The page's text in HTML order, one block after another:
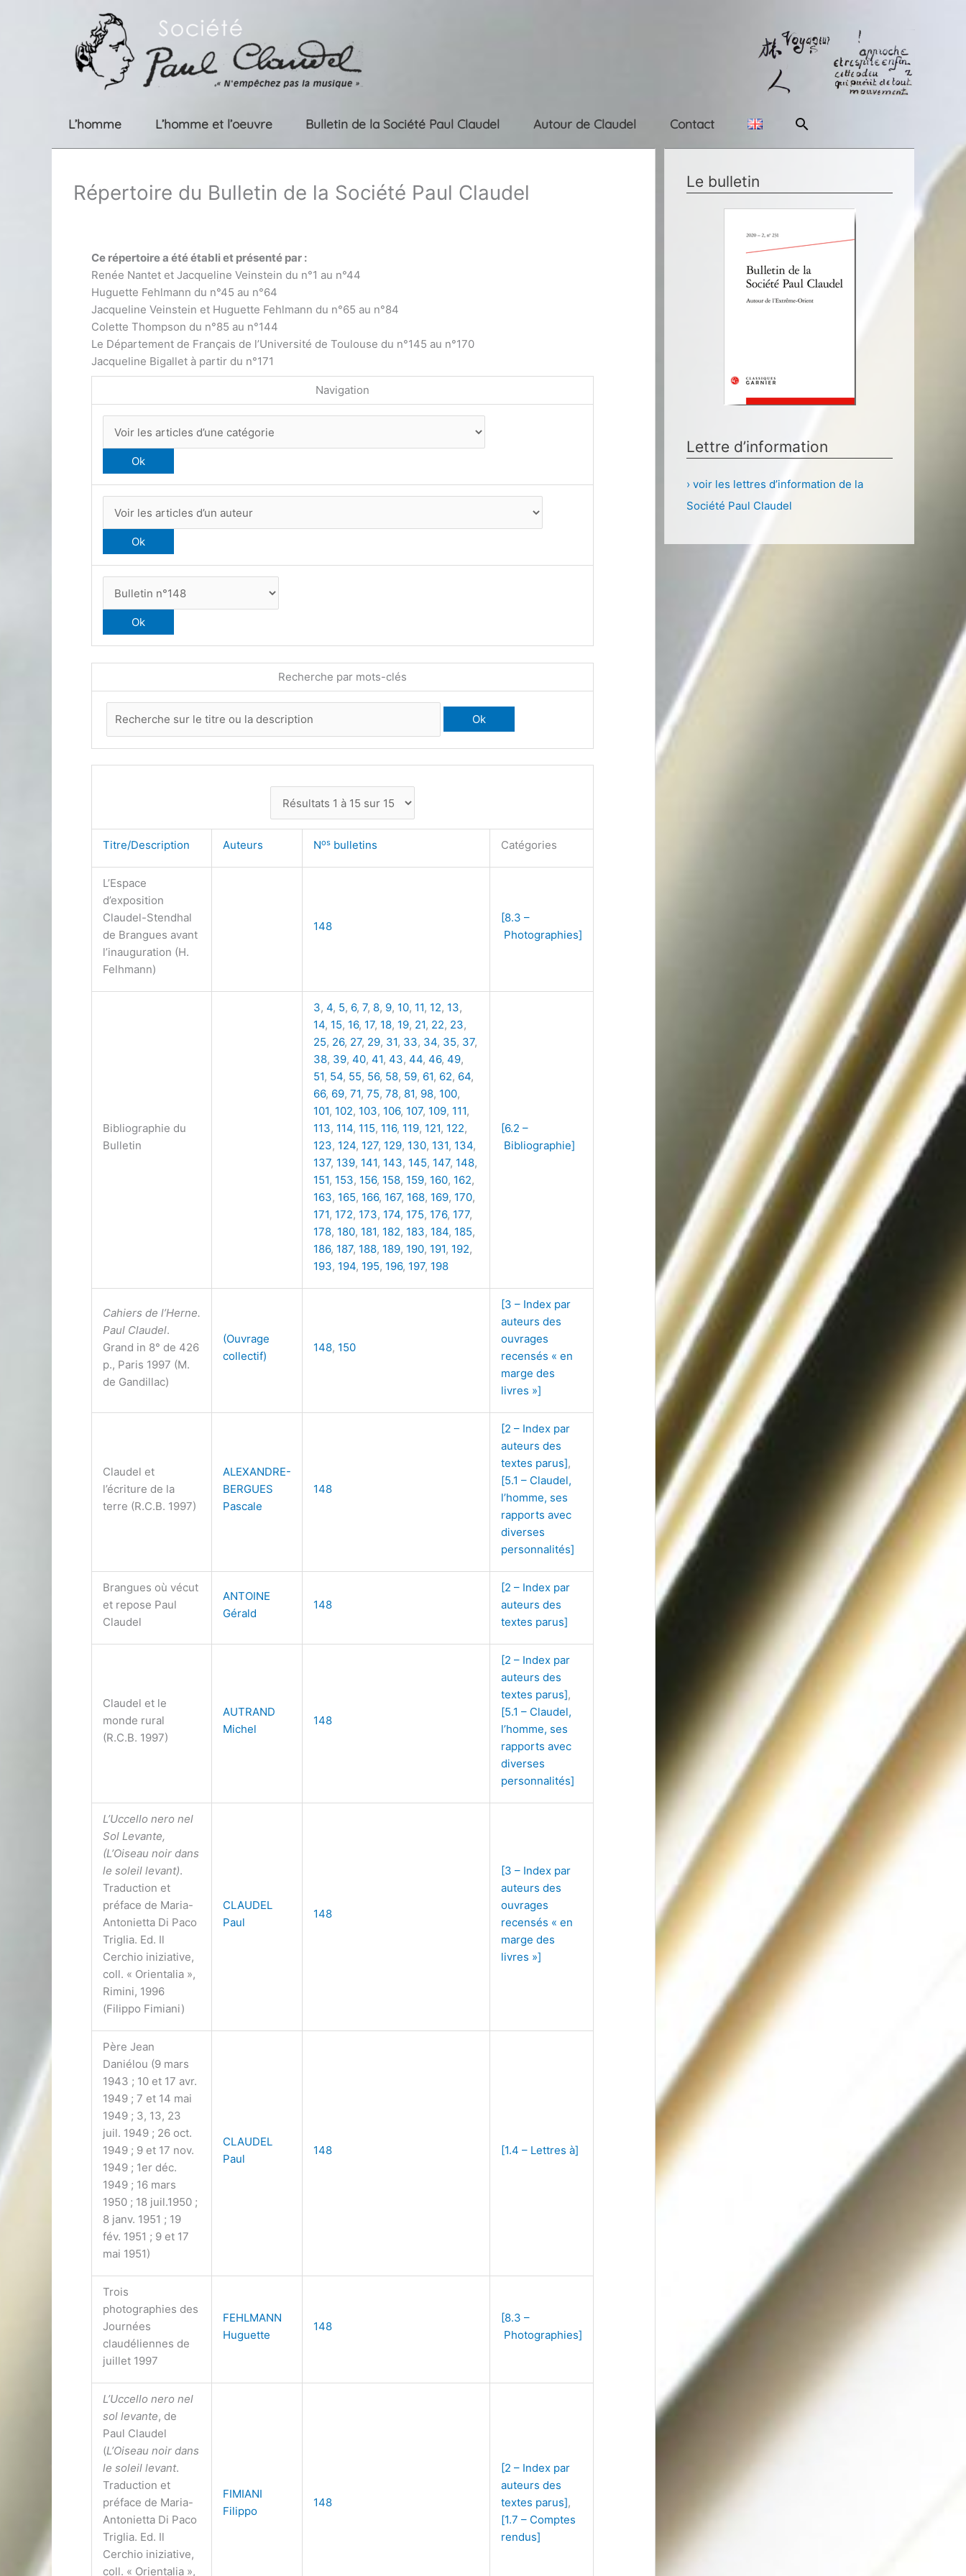
L’homme L’homme et l’oeuvre Bulletin de la Société Paul Claudel Autour de Claudel Contact Rechercher
Répertoire du Bulletin de la Société Paul Claudel
Ce répertoire a été établi et présenté par :
Renée Nantet et Jacqueline Veinstein du n°1 au n°44
Huguette Fehlmann du n°45 au n°64
Jacqueline Veinstein et Huguette Fehlmann du n°65 au n°84
Colette Thompson du n°85 au n°144
Le Département de Français de l’Université de Toulouse du n°145 au n°170
Jacqueline Bigallet à partir du n°171
Navigation
Recherche par mots-clés
Titre/Description Auteurs Nos bulletins Catégories
L’Espace
d’exposition
Claudel-Stendhal
de Brangues avant
l’inauguration (H.
Felhmann)
148
[8.3 –
Photographies]
Bibliographie du
Bulletin
3, 4, 5, 6, 7, 8, 9, 10, 11, 12, 13,
14, 15, 16, 17, 18, 19, 21, 22, 23,
25, 26, 27, 29, 31, 33, 34, 35, 37,
38, 39, 40, 41, 43, 44, 46, 49,
51, 54, 55, 56, 58, 59, 61, 62, 64,
66, 69, 71, 75, 78, 81, 98, 100,
101, 102, 103, 106, 107, 109, 111,
113, 114, 115, 116, 119, 121, 122,
123, 124, 127, 129, 130, 131, 134,
137, 139, 141, 143, 145, 147, 148,
151, 153, 156, 158, 159, 160, 162,
163, 165, 166, 167, 168, 169, 170,
171, 172, 173, 174, 175, 176, 177,
178, 180, 181, 182, 183, 184, 185,
186, 187, 188, 189, 190, 191, 192,
193, 194, 195, 196, 197, 198
[6.2 –
Bibliographie]
Cahiers de l’Herne.
Paul Claudel.
Grand in 8° de 426
p., Paris 1997 (M.
de Gandillac)
(Ouvrage
collectif)
148, 150
[3 – Index par
auteurs des
ouvrages
recensés « en
marge des
livres »]
Claudel et
l’écriture de la
terre (R.C.B. 1997)
ALEXANDRE-
BERGUES
Pascale
148
[2 – Index par
auteurs des
textes parus],
[5.1 – Claudel,
l’homme, ses
rapports avec
diverses
personnalités]
Brangues où vécut
et repose Paul
Claudel
ANTOINE
Gérald
148
[2 – Index par
auteurs des
textes parus]
Claudel et le
monde rural
(R.C.B. 1997)
AUTRAND
Michel
148
[2 – Index par
auteurs des
textes parus],
[5.1 – Claudel,
l’homme, ses
rapports avec
diverses
personnalités]
L’Uccello nero nel
Sol Levante,
(L’Oiseau noir dans
le soleil levant).
Traduction et
préface de Maria-
Antonietta Di Paco
Triglia. Ed. Il
Cerchio iniziative,
coll. « Orientalia »,
Rimini, 1996
(Filippo Fimiani)
CLAUDEL
Paul
148
[3 – Index par
auteurs des
ouvrages
recensés « en
marge des
livres »]
Père Jean
Daniélou (9 mars
1943 ; 10 et 17 avr.
1949 ; 7 et 14 mai
1949 ; 3, 13, 23
juil. 1949 ; 26 oct.
1949 ; 9 et 17 nov.
1949 ; 1er déc.
1949 ; 16 mars
1950 ; 18 juil.1950 ;
8 janv. 1951 ; 19
fév. 1951 ; 9 et 17
mai 1951)
CLAUDEL
Paul
148 [1.4 – Lettres à]
Trois
photographies des
Journées
claudéliennes de
juillet 1997
FEHLMANN
Huguette
148
[8.3 –
Photographies]
L’Uccello nero nel
sol levante, de
Paul Claudel
(L’Oiseau noir dans
le soleil levant.
Traduction et
préface de Maria-
Antonietta Di Paco
Triglia. Ed. Il
Cerchio iniziative,
coll. « Orientalia »,
FIMIANI
Filippo
148
[2 – Index par
auteurs des
textes parus],
[1.7 – Comptes
rendus]
Le bulletin
Lettre d’information
› voir les lettres d’information de la
Société Paul Claudel